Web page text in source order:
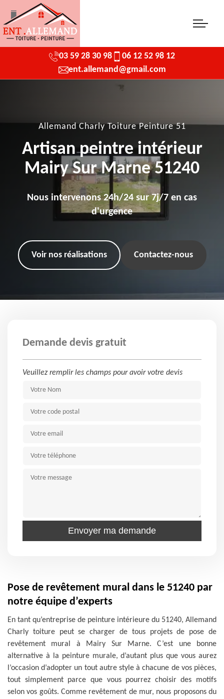
03 59 28 30 98
06 12 52 98 12
ent.allemand@gmail.com
Allemand Charly Toiture Peinture 51
Artisan peintre intérieur
Mairy Sur Marne 51240
Nous intervenons 24h/24 sur 7j/7 en cas
d'urgence
Voir nos réalisations Contactez-nous
Demande devis gratuit
Veuillez remplir les champs pour avoir votre devis
Pose de revêtement mural dans le 51240 par
notre équipe d’experts
En tant qu’entreprise de peinture intérieure du 51240, Allemand
Charly toiture peut se charger de tous projets de pose de
revêtement mural à Mairy Sur Marne. C’est une bonne
alternative à la peinture murale, d’autant plus que vous aurez
l’occasion d’adopter un tout autre style à chacune de vos pièces,
tout simplement parce que vous pourrez choisir des motifs
selon vos goûts. Comme revêtement de mur, nous proposons du